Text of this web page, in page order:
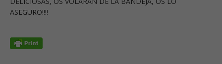
ASEGURO!!!!